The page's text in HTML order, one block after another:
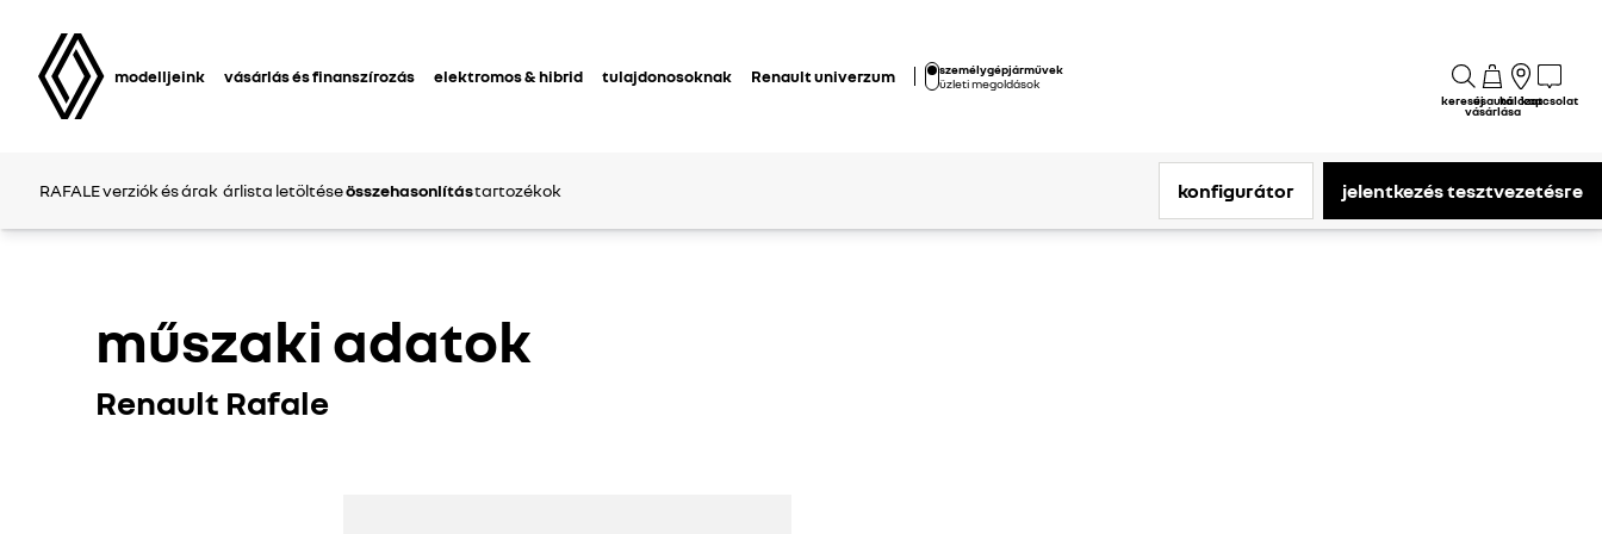
modelljeink vásárlás és finanszírozás elektromos & hibrid tulajdonosoknak Renault univerzum
személygépjárművek
üzleti megoldások
keresésúj autó
vásárlása
hálózatkapcsolat
RAFALEverziók és árak árlista letöltéseösszehasonlítástartozékok konfigurátor jelentkezés tesztvezetésre
műszaki adatok
Renault Rafale